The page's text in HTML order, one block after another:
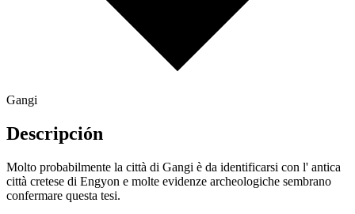
Gangi
Descripción
Molto probabilmente la città di Gangi è da identificarsi con l' antica
città cretese di Engyon e molte evidenze archeologiche sembrano
confermare questa tesi.